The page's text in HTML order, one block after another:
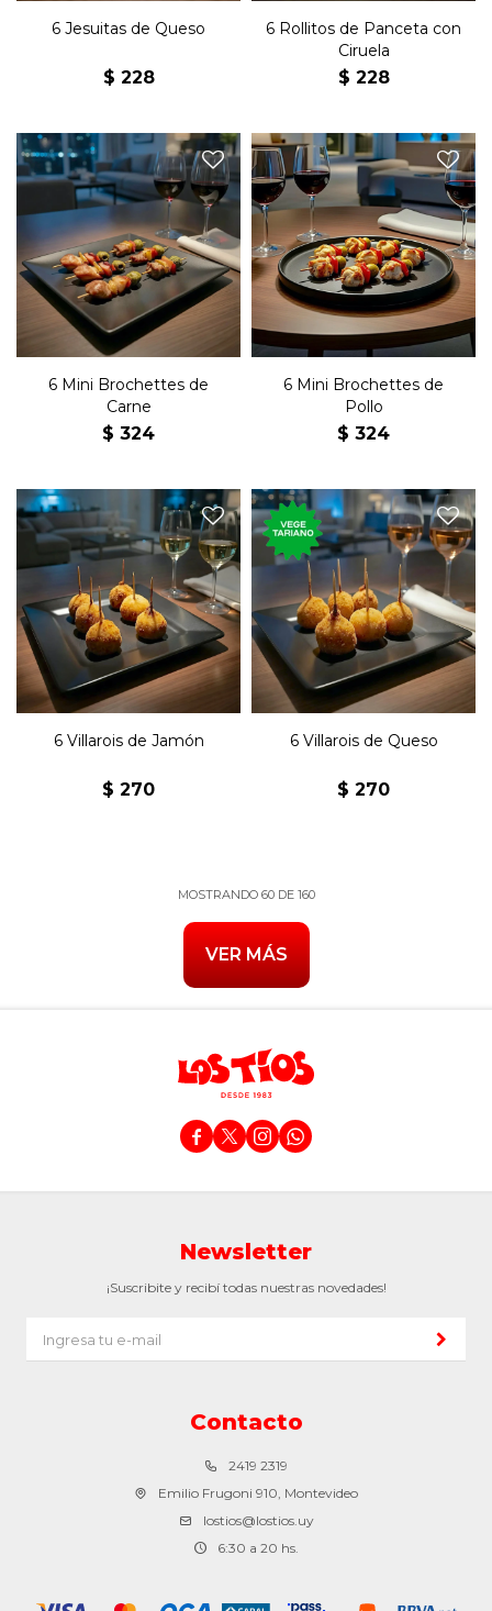
6 Jesuitas de Queso
$ 228
6 Rollitos de Panceta con
Ciruela
$ 228
Seis mini brochettes de
carne con panceta, morrón,
cebolla y aceituna.
6 Mini Brochettes de
Carne
$ 324
Seis mini brochettes de pollo
con panceta, morrón,
cebolla y aceituna.
6 Mini Brochettes de
Pollo
$ 324
Seis bocaditos de jamón con
bechamel rebozados.
6 Villarois de Jamón
$ 270
Seis bocaditos de queso con
bechamel rebozados.
6 Villarois de Queso
$ 270
MOSTRANDO 60DE 160
VER MÁS
   
Contacto
2419 2319
Emilio Frugoni 910, Montevideo
lostios@lostios.uy
6:30 a 20 hs.
Newsletter
¡Suscribite y recibí todas nuestras novedades!